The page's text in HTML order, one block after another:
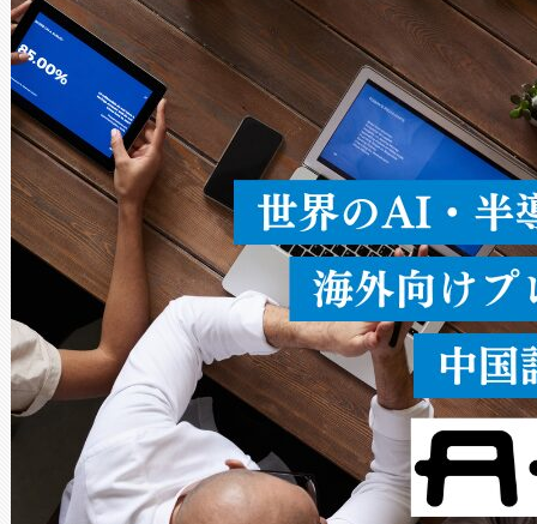
ードを切り替えて使用するこ
ることなく、単一のデバイス
うにします。遠距離まで届く
密度なスキャ […]